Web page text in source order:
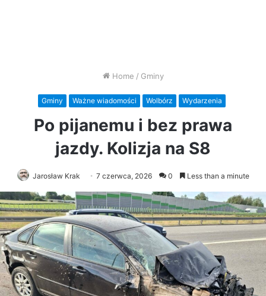
Home / Gminy
Gminy Ważne wiadomości Wolbórz Wydarzenia
Po pijanemu i bez prawa
jazdy. Kolizja na S8
Jarosław Krak 7 czerwca, 2026 0 Less than a minute